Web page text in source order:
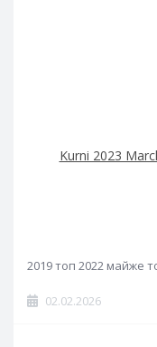
Kurni 2023
2019 топ 2022 майже
02.02.2026